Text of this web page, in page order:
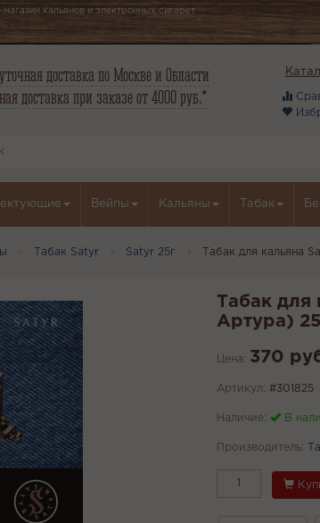
магазин кальянов и электронных сигарет
доставка по Москве и Области
доставка при заказе от 4000 руб.*
Вейпы Кальяны Табак
Табак Satyr Satyr 25г Табак для кальяна
Табак для
Артура)
Цена: 370
Артикул: #301825
Наличие: В
Производитель: